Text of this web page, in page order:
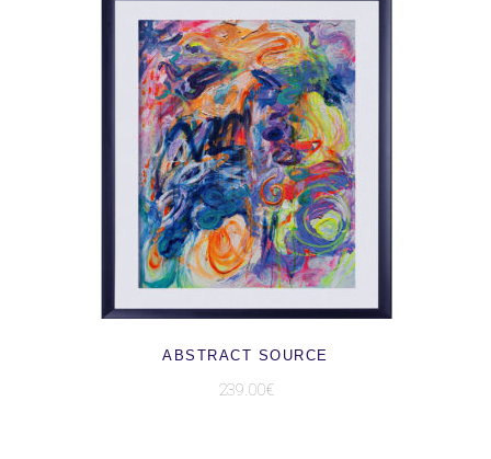
AJOUTER AU PANIER
ABSTRACT SOURCE
239.00€